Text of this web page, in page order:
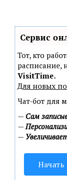
Сервис
Тот, кто
расписание,
VisitTime.
Для новых
Чат-бот для
— Сам
—
—
Начать